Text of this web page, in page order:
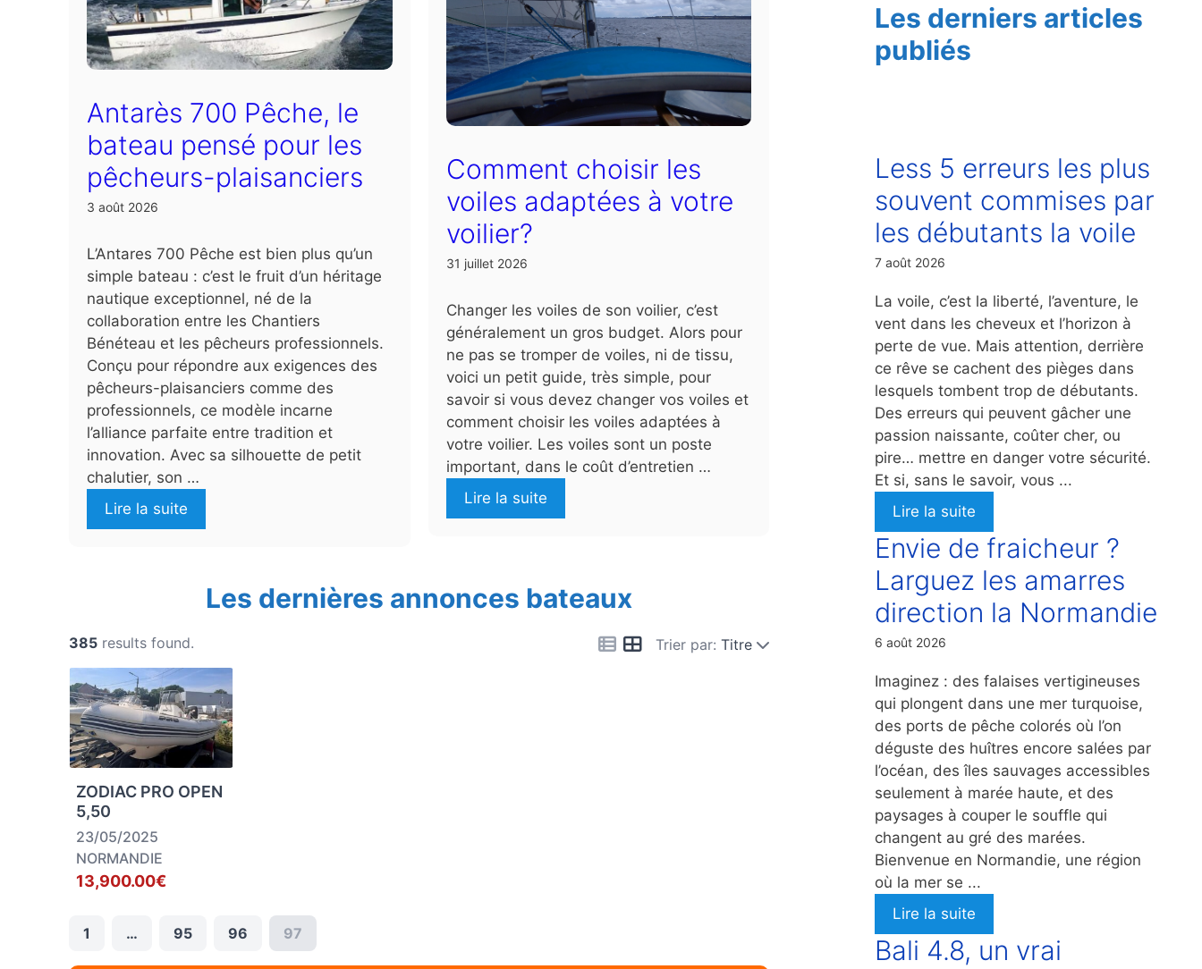
Antarès 700 Pêche, le
bateau pensé pour les
pêcheurs-plaisanciers
3 août 2026
L’Antares 700 Pêche est bien plus qu’un
simple bateau : c’est le fruit d’un héritage
nautique exceptionnel, né de la
collaboration entre les Chantiers
Bénéteau et les pêcheurs professionnels.
Conçu pour répondre aux exigences des
pêcheurs-plaisanciers comme des
professionnels, ce modèle incarne
l’alliance parfaite entre tradition et
innovation. Avec sa silhouette de petit
chalutier, son …
Lire la suite
Comment choisir les
voiles adaptées à votre
voilier?
31 juillet 2026
Changer les voiles de son voilier, c’est
généralement un gros budget. Alors pour
ne pas se tromper de voiles, ni de tissu,
voici un petit guide, très simple, pour
savoir si vous devez changer vos voiles et
comment choisir les voiles adaptées à
votre voilier. Les voiles sont un poste
important, dans le coût d’entretien …
Lire la suite
Les dernières annonces bateaux
Trier par: Titre
385 results found.
ZODIAC PRO OPEN
5,50
23/05/2025
NORMANDIE
13,900.00€
1 … 95 96 97
Les derniers articles
publiés
Less 5 erreurs les plus
souvent commises par
les débutants la voile
7 août 2026
La voile, c’est la liberté, l’aventure, le
vent dans les cheveux et l’horizon à
perte de vue. Mais attention, derrière
ce rêve se cachent des pièges dans
lesquels tombent trop de débutants.
Des erreurs qui peuvent gâcher une
passion naissante, coûter cher, ou
pire… mettre en danger votre sécurité.
Et si, sans le savoir, vous ...
Lire la suite
Envie de fraicheur ?
Larguez les amarres
direction la Normandie
6 août 2026
Imaginez : des falaises vertigineuses
qui plongent dans une mer turquoise,
des ports de pêche colorés où l’on
déguste des huîtres encore salées par
l’océan, des îles sauvages accessibles
seulement à marée haute, et des
paysages à couper le souffle qui
changent au gré des marées.
Bienvenue en Normandie, une région
où la mer se ...
Lire la suite
Bali 4.8, un vrai